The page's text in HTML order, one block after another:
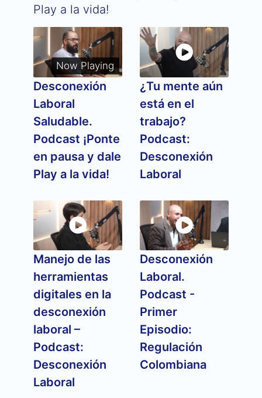
Play a la vida!
Now Playing
Desconexión
Laboral
Saludable.
Podcast ¡Ponte
en pausa y dale
Play a la vida!
¿Tu mente aún
está en el
trabajo?
Podcast:
Desconexión
Laboral
Manejo de las
herramientas
digitales en la
desconexión
laboral –
Podcast:
Desconexión
Laboral
Desconexión
Laboral.
Podcast -
Primer
Episodio:
Regulación
Colombiana